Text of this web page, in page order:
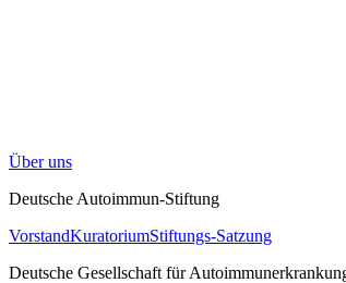
Über uns
Deutsche Autoimmun-Stiftung
VorstandKuratoriumStiftungs-Satzung
Deutsche Gesellschaft für